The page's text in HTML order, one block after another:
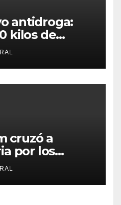
antidroga:
kilos de
tenían como
y Catamarca
cruzó a
por los